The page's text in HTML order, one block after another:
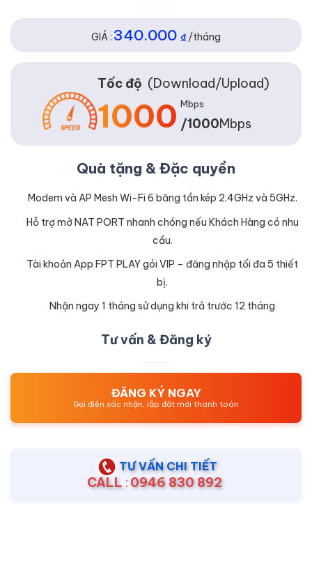
GIÁ : 340.000 ₫/tháng
Tốc độ (Download/Upload)
1000 Mbps
/1000Mbps
Quà tặng & Đặc quyền
Modem và AP Mesh Wi-Fi 6 băng tần kép 2.4GHz và 5GHz.
Hỗ trợ mở NAT PORT nhanh chóng nếu Khách Hàng có nhu
cầu.
Tài khoản App FPT PLAY gói VIP – đăng nhập tối đa 5 thiết
bị.
Nhận ngay 1 tháng sử dụng khi trả trước 12 tháng
Tư vấn & Đăng ký
ĐĂNG KÝ NGAY
Gọi điện xác nhận, lắp đặt mới thanh toán
TƯ VẤN CHI TIẾT
CALL : 0946 830 892